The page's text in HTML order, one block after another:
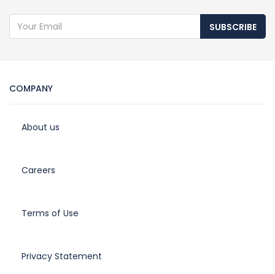
SUBSCRIBE
COMPANY
About us
Careers
Terms of Use
Privacy Statement